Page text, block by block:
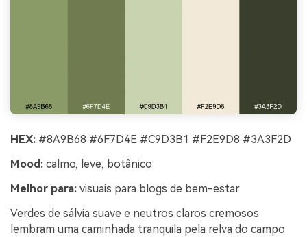
HEX: #8A9B68 #6F7D4E #C9D3B1 #F2E9D8 #3A3F2D
Mood: calmo, leve, botânico
Melhor para: visuais para blogs de bem-estar
Verdes de sálvia suave e neutros claros cremosos
lembram uma caminhada tranquila pela relva do campo